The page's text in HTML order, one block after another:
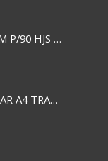
ESPIRAL PLASTICO 12 MM P/90 HJS X50X1500
TAPA PARA ENCUADERNAR A4 TRANSP x50x500